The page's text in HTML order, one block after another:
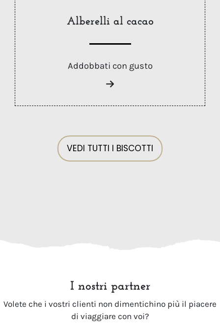
Alberelli al cacao
Addobbati con gusto
VEDI TUTTI I BISCOTTI
I nostri partner
Volete che i vostri clienti non dimentichino più il piacere
di viaggiare con voi?